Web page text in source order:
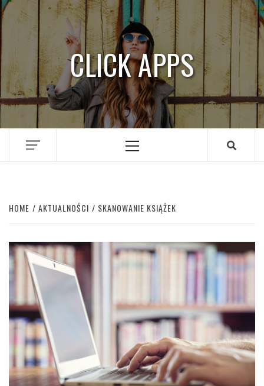
Skip
to
content
CLICK APPS
Primary
HOME AKTUALNOŚCI SKANOWANIE KSIĄŻEK